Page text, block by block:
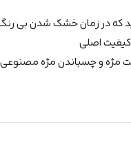
که در زمان خشک شدن بی
کیفیت اصلی
مژه و چسباندن مژه مصنوعی